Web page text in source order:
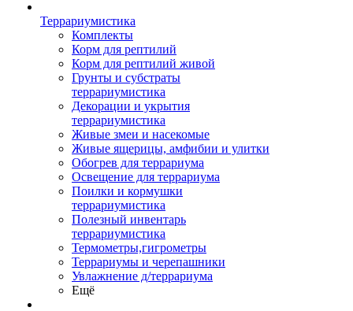
Террариумистика
Комплекты
Корм для рептилий
Корм для рептилий живой
Грунты и субстраты
террариумистика
Декорации и укрытия
террариумистика
Живые змеи и насекомые
Живые ящерицы, амфибии и улитки
Обогрев для террариума
Освещение для террариума
Поилки и кормушки
террариумистика
Полезный инвентарь
террариумистика
Термометры,гигрометры
Террариумы и черепашники
Увлажнение д/террариума
Ещё